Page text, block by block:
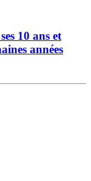
10 ans et
années